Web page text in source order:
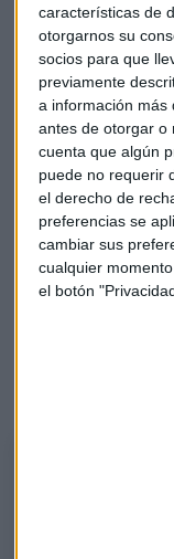
características de
otorgarnos su
socios para que
previamente
a información más
antes de otorgar o
cuenta que algún
puede no requerir
el derecho de
preferencias se
cambiar sus
cualquier
el botón
A lo largo y ancho
buen número de
privadas que
conocer la historia
sus comienzos.
estos museos es su
conservación de
En esta edición,
general de
Comisión Técnica